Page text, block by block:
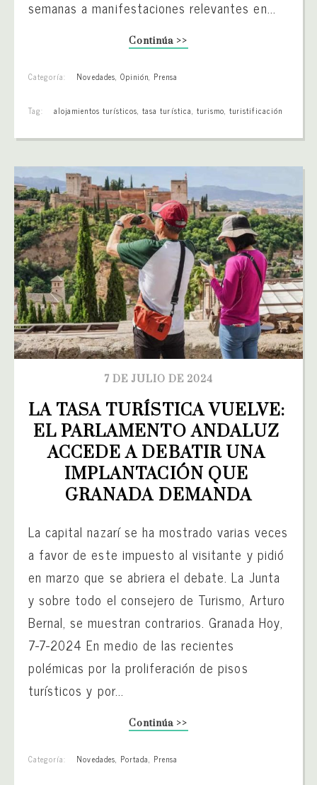
semanas a manifestaciones relevantes en...
Continúa >>
Categoría: Novedades, Opinión, Prensa
Tag: alojamientos turísticos,tasa turística, turismo,turistificación
7 DE JULIO DE 2024
LA TASA TURÍSTICA VUELVE:
EL PARLAMENTO ANDALUZ
ACCEDE A DEBATIR UNA
IMPLANTACIÓN QUE
GRANADA DEMANDA
La capital nazarí se ha mostrado varias veces
a favor de este impuesto al visitante y pidió
en marzo que se abriera el debate. La Junta
y sobre todo el consejero de Turismo, Arturo
Bernal, se muestran contrarios. Granada Hoy,
7-7-2024 En medio de las recientes
polémicas por la proliferación de pisos
turísticos y por...
Continúa >>
Categoría: Novedades, Portada, Prensa